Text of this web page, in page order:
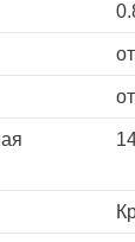
от